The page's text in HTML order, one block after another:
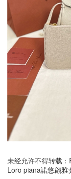
未经允许不得转载：
Loro piana諾悠翩